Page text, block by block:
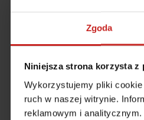
Zgoda
Niniejsza strona korzysta z
Wykorzystujemy pliki
ruch w naszej witrynie.
reklamowym i